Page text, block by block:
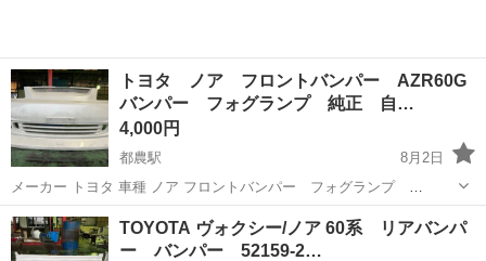
トヨタ ノア フロントバンパー AZR60G
バンパー フォグランプ 純正 自…
4,000円
都農駅
8月2日
メーカー トヨタ 車種 ノア フロントバンパー フォグランプ
AZR60G 現物確認OK 基本お引取りのみ 中古品ですのでノークレーム
ノーリターンにてお願い致します。
宮崎 児湯郡 外装、車外用品 バンパー
TOYOTA ヴォクシー/ノア 60系 リアバンパ
ー バンパー 52159-2…